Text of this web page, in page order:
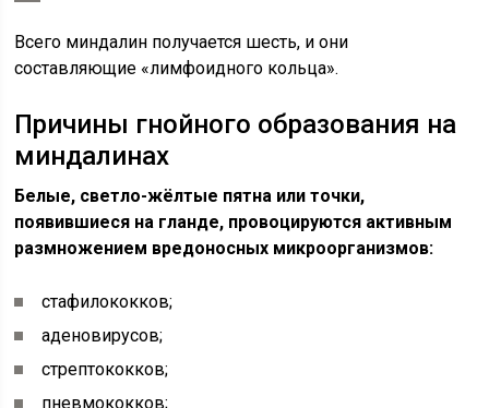
Всего миндалин получается шесть, и они
составляющие «лимфоидного кольца».
Причины гнойного образования на
миндалинах
Белые, светло-жёлтые пятна или точки,
появившиеся на гланде, провоцируются активным
размножением вредоносных микроорганизмов:
стафилококков;
аденовирусов;
стрептококков;
пневмококков;